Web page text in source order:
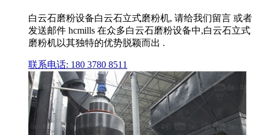
白云石磨粉设备白云石立式磨粉机, 请给我们留言 或者
发送邮件 hcmills 在众多白云石磨粉设备中,白云石立式
磨粉机以其独特的优势脱颖而出 .
联系电话: 180 3780 8511